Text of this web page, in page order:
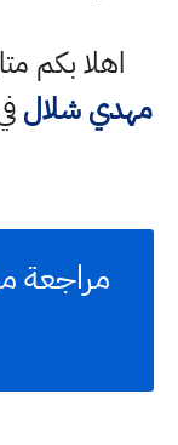
اهلا بكم
مهدي شلال
مراجعة